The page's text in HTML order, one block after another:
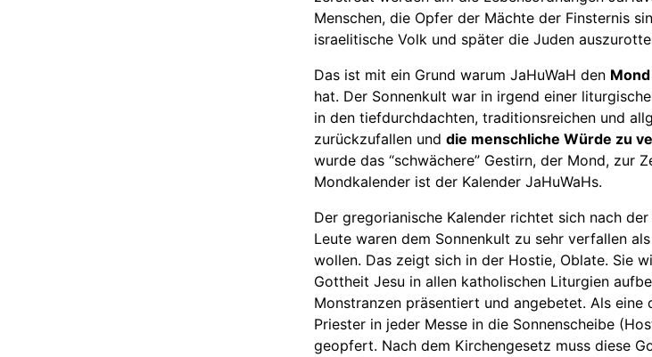
Menschen, die Opfer der Mächte der Finsternis
israelitische Volk und später die Juden
Das ist mit ein Grund warum JaHuWaH den
hat. Der Sonnenkult war in irgend einer
in den tiefdurchdachten, traditionsreichen und
zurückzufallen und die menschliche Würde zu
wurde das “schwächere” Gestirn, der Mond, zur
Mondkalender ist der Kalender JaHuWaHs.
Der gregorianische Kalender richtet sich nach
Leute waren dem Sonnenkult zu sehr verfallen
wollen. Das zeigt sich in der Hostie, Oblate. Sie
Gottheit Jesu in allen katholischen Liturgien
Monstranzen präsentiert und angebetet. Als
Priester in jeder Messe in die Sonnenscheibe
geopfert. Nach dem Kirchengesetz muss diese